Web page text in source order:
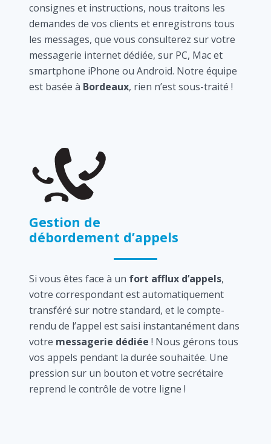
consignes et instructions, nous traitons les
demandes de vos clients et enregistrons tous
les messages, que vous consulterez sur votre
messagerie internet dédiée, sur PC, Mac et
smartphone iPhone ou Android. Notre équipe
est basée à Bordeaux, rien n’est sous-traité !
Gestion de
débordement d’appels
Si vous êtes face à un fort afflux d’appels,
votre correspondant est automatiquement
transféré sur notre standard, et le compte-
rendu de l’appel est saisi instantanément dans
votre messagerie dédiée ! Nous gérons tous
vos appels pendant la durée souhaitée. Une
pression sur un bouton et votre secrétaire
reprend le contrôle de votre ligne !